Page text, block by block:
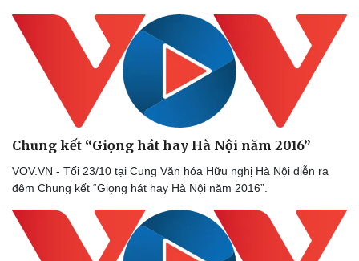
Chung kết “Giọng hát hay Hà Nội năm 2016”
VOV.VN - Tối 23/10 tại Cung Văn hóa Hữu nghị Hà Nội diễn ra
đêm Chung kết “Giọng hát hay Hà Nội năm 2016”.